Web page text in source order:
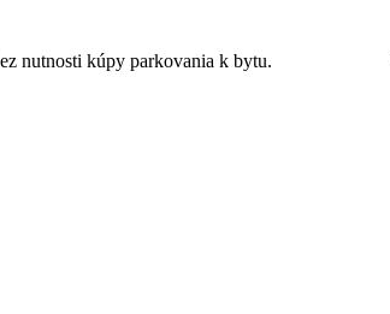
nutnosti kúpy parkovania k bytu.